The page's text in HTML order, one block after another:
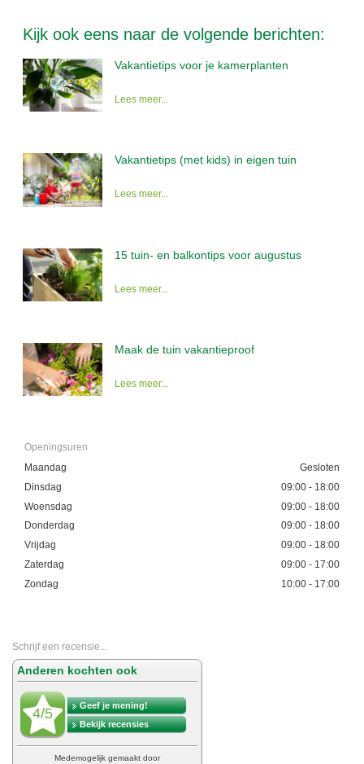
Kijk ook eens naar de volgende berichten:
Vakantietips voor je kamerplanten
Lees meer...
Vakantietips (met kids) in eigen tuin
Lees meer...
15 tuin- en balkontips voor augustus
Lees meer...
Maak de tuin vakantieproof
Lees meer...
Openingsuren
Maandag
Gesloten
Dinsdag
09:00 - 18:00
Woensdag
09:00 - 18:00
Donderdag
09:00 - 18:00
Vrijdag
09:00 - 18:00
Zaterdag
09:00 - 17:00
Zondag
10:00 - 17:00
Schrijf een recensie...